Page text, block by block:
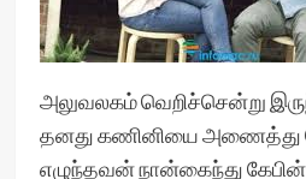
அலுவலகம் வெறிச்சென்று
தனது கணினியை அணைத்து
எழுந்தவன் நான்கைந்து